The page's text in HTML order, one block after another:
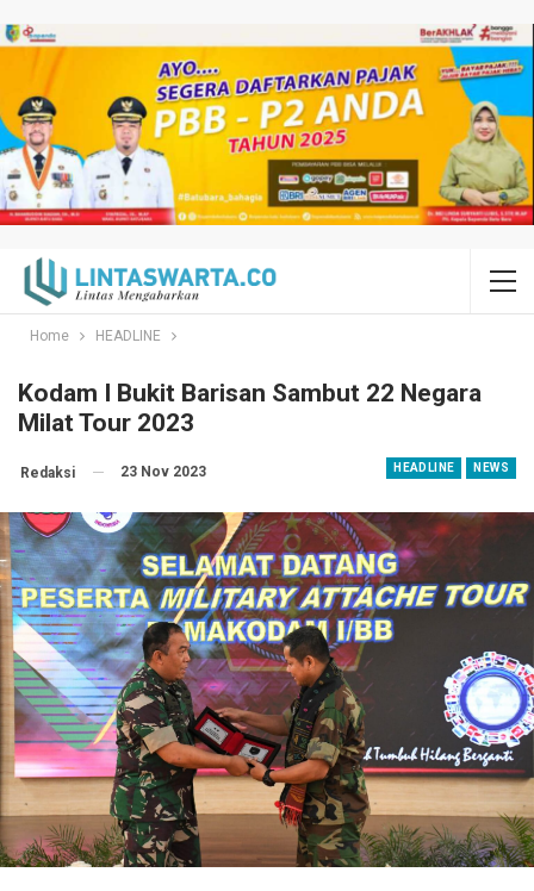
Home HEADLINE
Kodam I Bukit Barisan Sambut 22 Negara
Milat Tour 2023
HEADLINE NEWS
Redaksi 23 Nov 2023